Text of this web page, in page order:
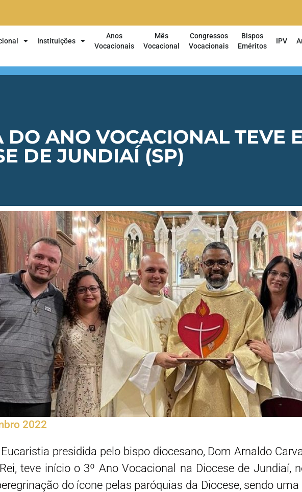
Instituições
Anos
Vocacionais
Mês
Vocacional
Congressos
Vocacionais
Bispos
Eméritos
IPV
DO ANO VOCACIONAL TEVE
DE JUNDIAÍ (SP)
2022
presidida pelo bispo diocesano, Dom Arnaldo
teve início o 3º Ano Vocacional na Diocese de Jundiaí,
do ícone pelas paróquias da Diocese, sendo